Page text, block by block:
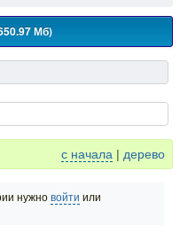
Мб)
с начала | дерево
нужно войти или